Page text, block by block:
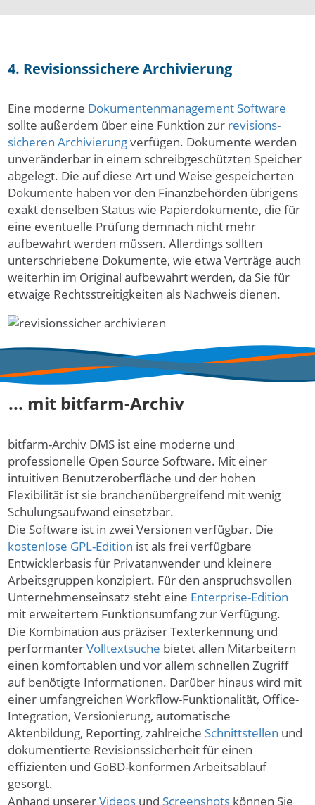
4. Revisionssichere Archivierung
Eine moderne Dokumentenmanagement Soft­ware
sollte außer­dem über eine Funktion zur revi­sions­
sicheren Archi­vie­rungverfügen. Doku­mente wer­den
un­ver­änder­bar in ei­nem schreib­geschütz­ten Spei­cher
ab­gelegt. Die auf diese Art und Wei­se ge­speicher­ten
Doku­men­te ha­ben vor den Fi­nanz­behör­den übrigens
exakt denselben Sta­tus wie Pa­pier­doku­mente, die für
eine eventuelle Prüfung demnach nicht mehr
aufbewahrt werden müssen. Allerdings sollten
unterschriebene Dokumente, wie etwa Verträge auch
weiterhin im Original aufbewahrt werden, da Sie für
etwaige Rechtsstreitigkeiten als Nachweis dienen.
... mit bitfarm-Archiv
bitfarm-Archiv DMS ist eine moderne und
professionelle Open Source Software. Mit einer
intuitiven Benutzeroberfläche und der hohen
Flexibilität ist sie branchenübergreifend mit wenig
Schulungsaufwand einsetzbar.
Die Software ist in zwei Versionen verfügbar. Die
kostenlose GPL-Edition ist als frei verfügbare
Entwicklerbasis für Privatanwender und kleinere
Arbeitsgruppen konzipiert. Für den anspruchsvollen
Unternehmenseinsatz steht eine Enterprise-Edition
mit erweitertem Funktionsumfang zur Verfügung.
Die Kombination aus präziser Texterkennung und
performanterVolltextsuche bietet allen Mitarbeitern
einen komfortablen und vor allem schnellen Zugriff
auf benötigte Informationen. Darüber hinaus wird mit
einer umfangreichen Workflow-Funktionalität, Office-
Integration, Versionierung, automatische
Aktenbildung, Reporting, zahlreiche Schnittstellen und
dokumentierte Revisionssicherheit für einen
effizienten und GoBD-konformen Arbeitsablauf
gesorgt.
Anhand unsererVideos und Screenshots können Sie